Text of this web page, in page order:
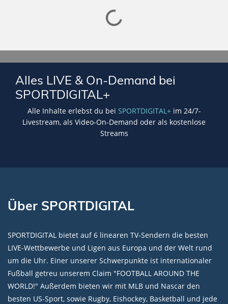
Lade SPORTDIGITAL+ Mediathek
Alles LIVE & On-Demand bei
SPORTDIGITAL+
Alle Inhalte erlebst du bei SPORTDIGITAL+im 24/7-
Livestream, als Video-On-Demand oder als kostenlose
Streams
Über SPORTDIGITAL
SPORTDIGITAL bietet auf 6 linearen TV-Sendern die besten
LIVE-Wettbewerbe und Ligen aus Europa und der Welt rund
um die Uhr. Einer unserer Schwerpunkte ist internationaler
Fußball getreu unserem Claim "FOOTBALL AROUND THE
WORLD!" Außerdem bieten wir mit MLB und Nascar den
besten US-Sport, sowie Rugby, Eishockey, Basketball und jede